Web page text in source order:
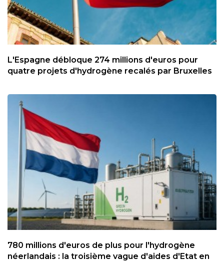
L'Espagne débloque 274 millions d'euros pour
quatre projets d'hydrogène recalés par Bruxelles
780 millions d'euros de plus pour l'hydrogène
néerlandais : la troisième vague d'aides d'Etat en